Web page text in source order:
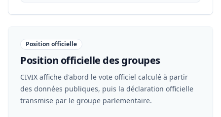
Position officielle
Position officielle des groupes
CIVIX affiche d'abord le vote officiel calculé à partir
des données publiques, puis la déclaration officielle
transmise par le groupe parlementaire.